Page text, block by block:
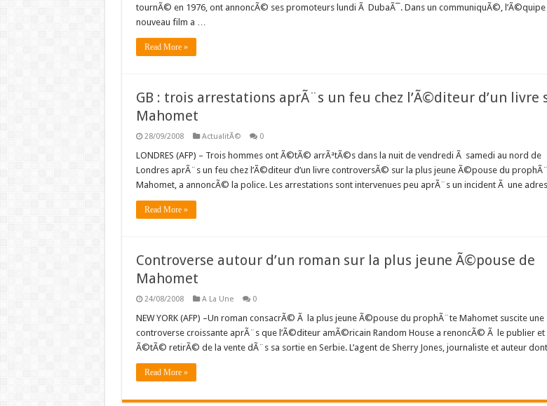
tournÃ© en 1976, ont annoncÃ© ses promoteurs lundi Ã DubaÃ¯. Dans un communiquÃ©, l’Ã©quipe
nouveau film a …
Read More »
GB : trois arrestations aprÃ¨s un feu chez l’Ã©diteur d’un livre
Mahomet
28/09/2008 ActualitÃ© 0
LONDRES (AFP) – Trois hommes ont Ã©tÃ© arrÃªtÃ©s dans la nuit de vendredi Ã samedi au nord de
Londres aprÃ¨s un feu chez l’Ã©diteur d’un livre controversÃ© sur la plus jeune Ã©pouse du
Mahomet, a annoncÃ© la police. Les arrestations sont intervenues peu aprÃ¨s un incident Ã une
Read More »
Controverse autour d’un roman sur la plus jeune Ã©pouse de
Mahomet
24/08/2008 A La Une 0
NEW YORK (AFP) –Un roman consacrÃ© Ã la plus jeune Ã©pouse du prophÃ¨te Mahomet suscite une
controverse croissante aprÃ¨s que l’Ã©diteur amÃ©ricain Random House a renoncÃ© Ã le publier et
Ã©tÃ© retirÃ© de la vente dÃ¨s sa sortie en Serbie. L’agent de Sherry Jones, journaliste et auteur
Read More »